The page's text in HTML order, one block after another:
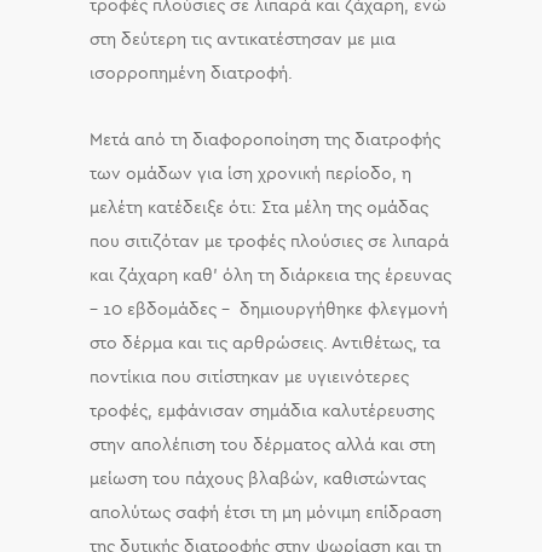
τροφές πλούσιες σε λιπαρά και ζάχαρη, ενώ
στη δεύτερη τις αντικατέστησαν με μια
ισορροπημένη διατροφή.
Μετά από τη διαφοροποίηση της διατροφής
των ομάδων για ίση χρονική περίοδο, η
μελέτη κατέδειξε ότι: Στα μέλη της ομάδας
που σιτιζόταν με τροφές πλούσιες σε λιπαρά
και ζάχαρη καθ’ όλη τη διάρκεια της έρευνας
– 10 εβδομάδες – δημιουργήθηκε φλεγμονή
στο δέρμα και τις αρθρώσεις. Αντιθέτως, τα
ποντίκια που σιτίστηκαν με υγιεινότερες
τροφές, εμφάνισαν σημάδια καλυτέρευσης
στην απολέπιση του δέρματος αλλά και στη
μείωση του πάχους βλαβών, καθιστώντας
απολύτως σαφή έτσι τη μη μόνιμη επίδραση
της δυτικής διατροφής στην ψωρίαση και τη